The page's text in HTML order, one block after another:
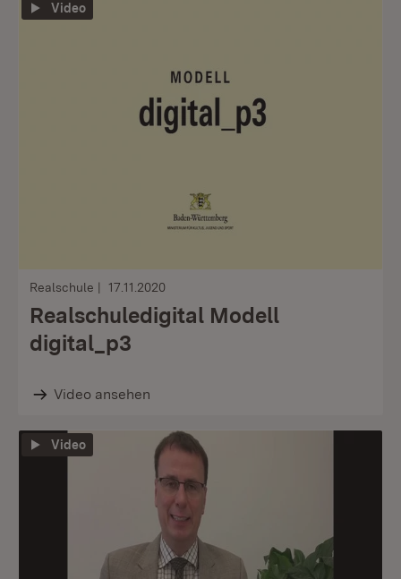
Video
Realschule 17.11.2020
Realschuledigital Modell
digital_p3
Video ansehen
Video